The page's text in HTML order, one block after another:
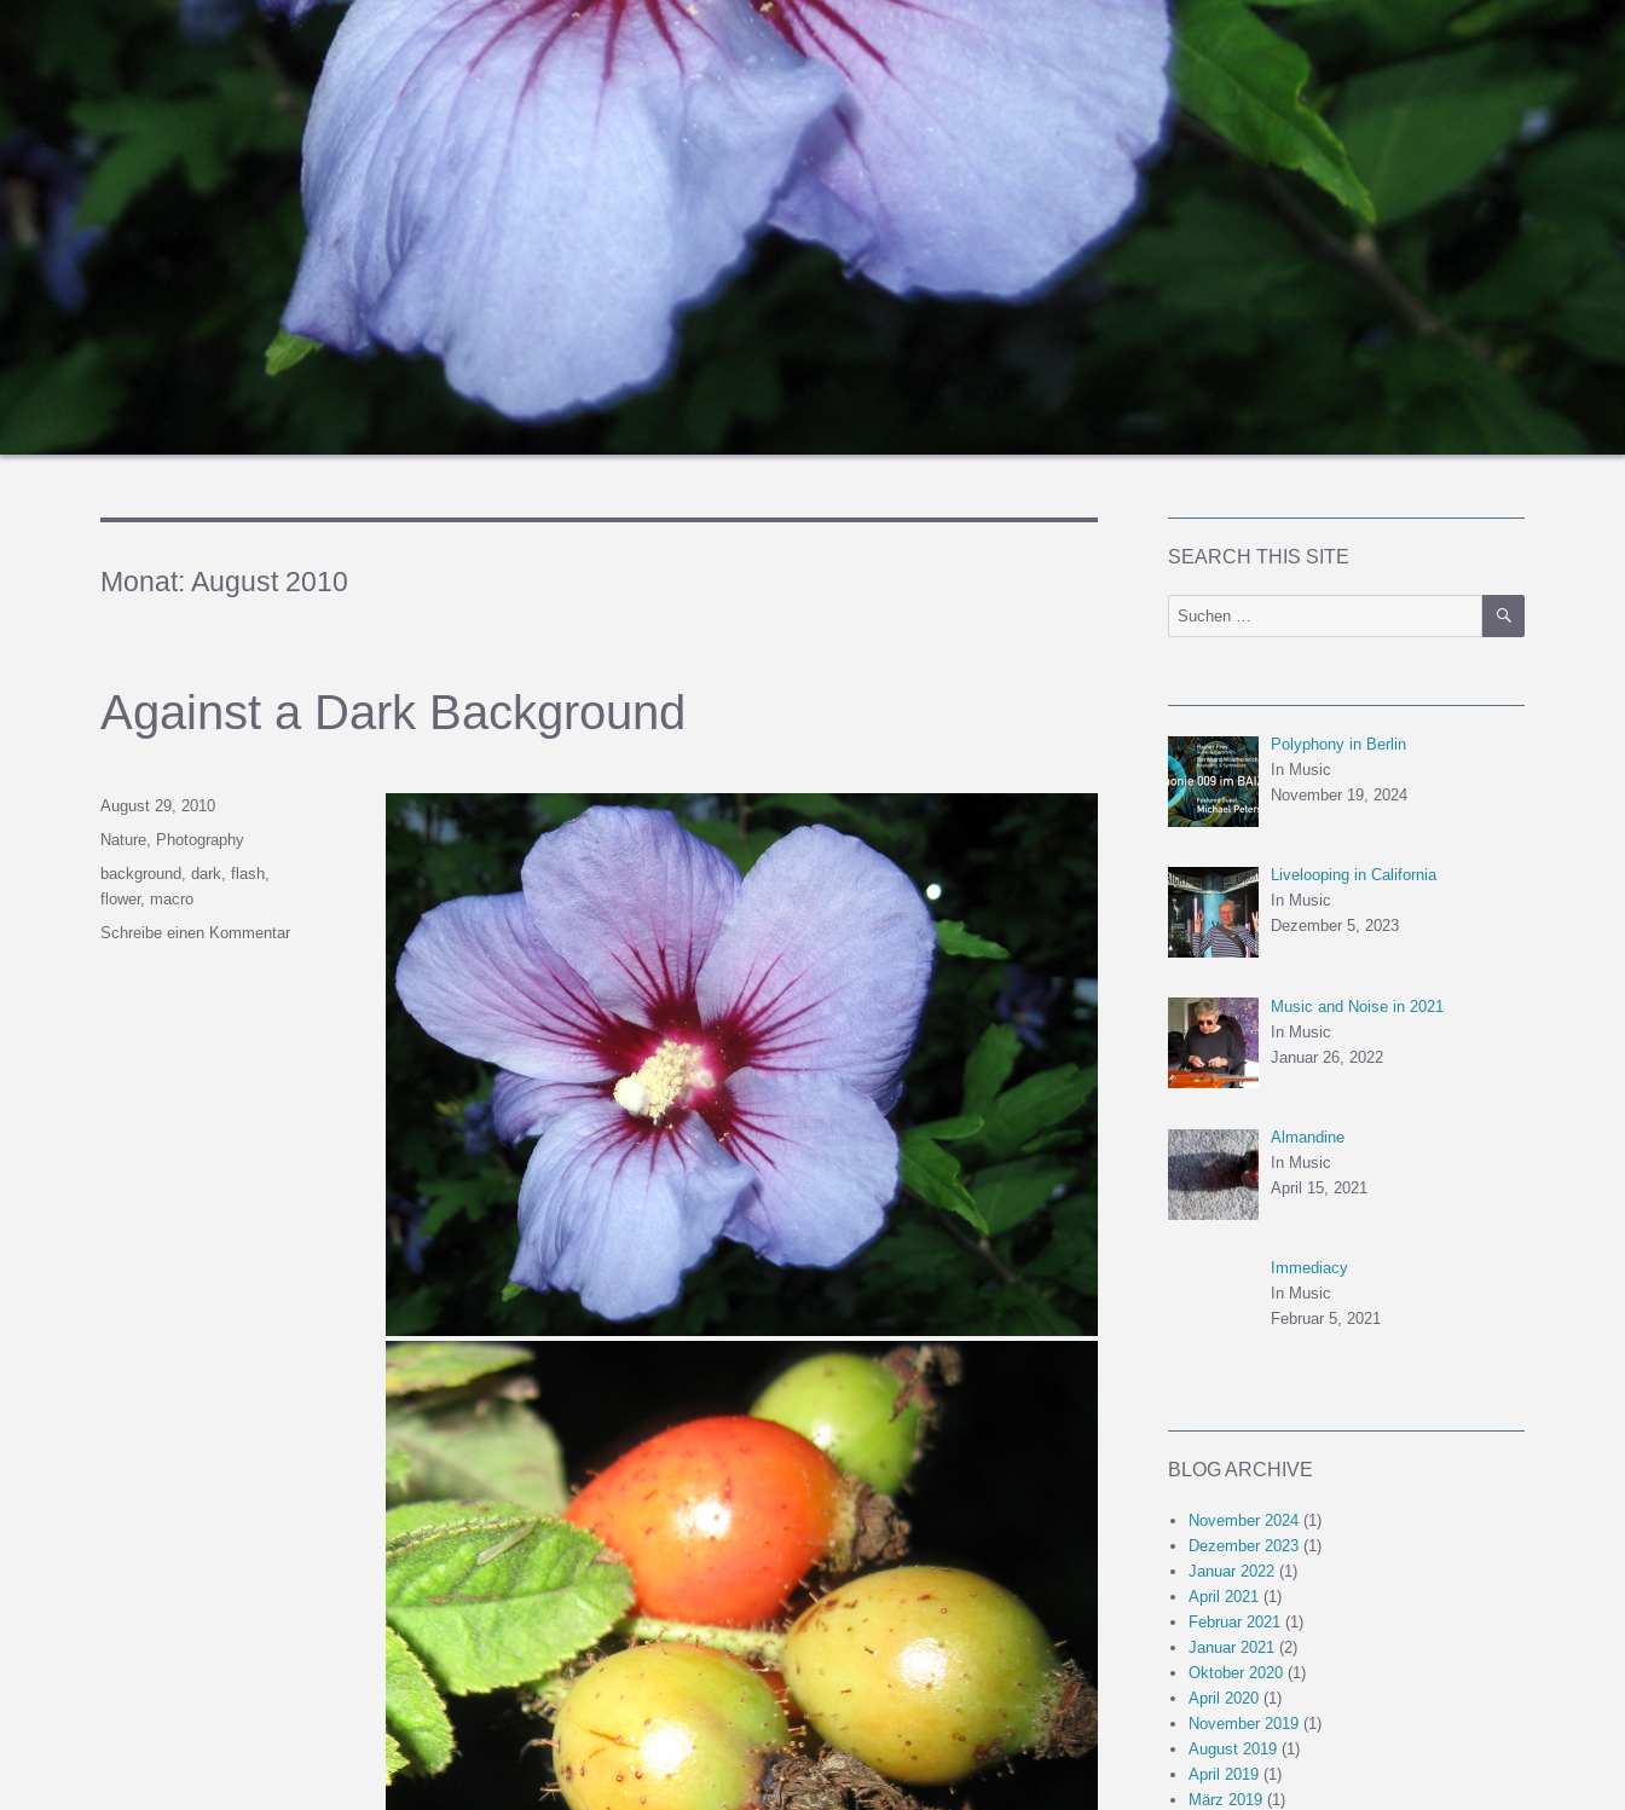
Monat:August 2010
Against a Dark Background
Veröffentlicht
am
August 29, 2010
Kategorien
Nature, Photography
Schlagwörter
background,dark,flash,
flower, macro
Schreibe einen Kommentarzu
SEARCH THIS SITE
Suchen
nach:
SUCHEN
Polyphony in Berlin
In Music
November 19, 2024
Livelooping in California
In Music
Dezember 5, 2023
Music and Noise in 2021
In Music
Januar 26, 2022
Almandine
In Music
April 15, 2021
Immediacy
In Music
Februar 5, 2021
BLOG ARCHIVE
November 2024(1)
Dezember 2023(1)
Januar 2022(1)
April 2021 (1)
Februar 2021 (1)
Januar 2021 (2)
Oktober 2020(1)
April 2020(1)
November 2019(1)
August 2019(1)
April 2019(1)
März 2019(1)